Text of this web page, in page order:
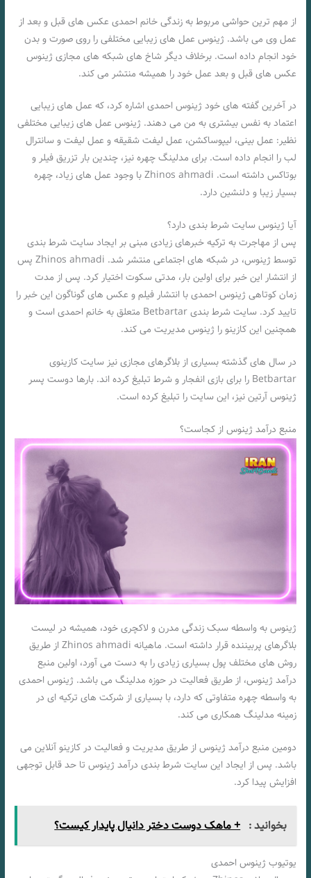
از مهم ترین حواشی مربوط به زندگی خانم احمدی عکس های قبل و بعد از
عمل وی می باشد. ژینوس عمل های زیبایی مختلفی را روی صورت و بدن
خود انجام داده است. برخلاف دیگر شاخ های شبکه های مجازی ژینوس
عکس های قبل و بعد عمل خود را همیشه منتشر می کند.
در آخرین گفته های خود ژینوس احمدی اشاره کرد، که عمل های زیبایی
اعتماد به نفس بیشتری به من می دهند. ژینوس عمل های زیبایی مختلفی
نظیر: عمل بینی، لیپوساکشن، عمل لیفت شقیقه و عمل لیفت و سانترال
لب را انجام داده است. برای مدلینگ چهره نیز، چندین بار تزریق فیلر و
بوتاکس داشته است. Zhinos ahmadi با وجود عمل های زیاد، چهره
بسیار زیبا و دلنشین دارد.
آیا ژینوس سایت شرط بندی دارد؟
پس از مهاجرت به ترکیه خبرهای زیادی مبنی بر ایجاد سایت شرط بندی
توسط ژینوس، در شبکه های اجتماعی منتشر شد. Zhinos ahmadi پس
از انتشار این خبر برای اولین بار، مدتی سکوت اختیار کرد. پس از مدت
زمان کوتاهی ژینوس احمدی با انتشار فیلم و عکس های گوناگون این خبر را
تایید کرد. سایت شرط بندی Betbartar متعلق به خانم احمدی است و
همچنین این کازینو را ژینوس مدیریت می کند.
در سال های گذشته بسیاری از بلاگرهای مجازی نیز سایت کازینوی
Betbartar را برای بازی انفجار و شرط تبلیغ کرده اند. بارها دوست پسر
ژینوس آرتین نیز، این سایت را تبلیغ کرده است.
منبع درآمد ژینوس از کجاست؟
ژینوس به واسطه سبک زندگی مدرن و لاکچری خود، همیشه در لیست
بلاگرهای پربیننده قرار داشته است. ماهیانه Zhinos ahmadi از طریق
روش های مختلف پول بسیاری زیادی را به دست می آورد، اولین منبع
درآمد ژینوس، از طریق فعالیت در حوزه مدلینگ می باشد. ژینوس احمدی
به واسطه چهره متفاوتی که دارد، با بسیاری از شرکت های ترکیه ای در
زمینه مدلینگ همکاری می کند.
دومین منبع درآمد ژینوس از طریق مدیریت و فعالیت در کازینو آنلاین می
باشد. پس از ایجاد این سایت شرط بندی درآمد ژینوس تا حد قابل توجهی
افزایش پیدا کرد.
بخوانید : + ماهک دوست دختر دانیال پایدار کیست؟
یوتیوب ژینوس احمدی